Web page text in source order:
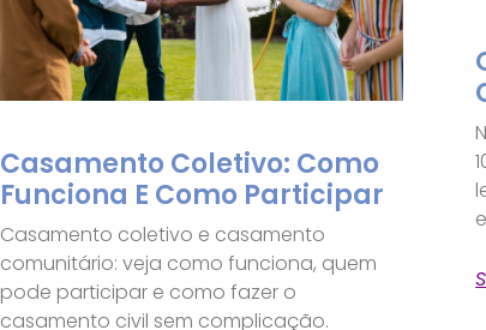
Casamento Coletivo: Como
Funciona E Como Participar
Casamento coletivo e casamento
comunitário: veja como funciona, quem
pode participar e como fazer o
casamento civil sem complicação.